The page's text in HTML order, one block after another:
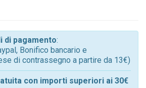
di pagamento:
Bonifico bancario e
di contrassegno a partire da 13€)
con importi superiori ai 30€